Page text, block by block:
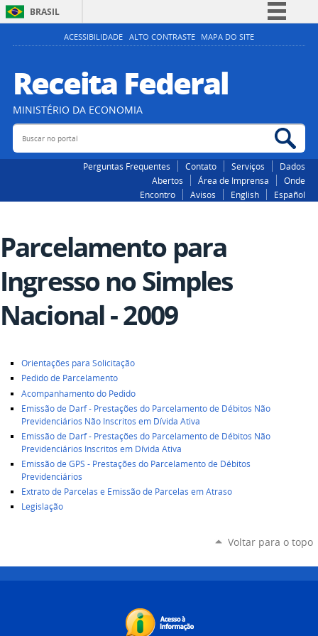
BRASIL
Simplifique!
Participe
Legislação
ACESSIBILIDADE ALTO CONTRASTE MAPA DO SITE
Receita Federal
MINISTÉRIO DA ECONOMIA
Buscar no portal
Perguntas Frequentes Contato Serviços
Dados
Abertos
Área de Imprensa
Onde
Encontro
Avisos English Español
Parcelamento para
Ingresso no Simples
Nacional - 2009
Orientações para Solicitação
Pedido de Parcelamento
Acompanhamento do Pedido
Emissão de Darf - Prestações do Parcelamento de Débitos Não
Previdenciários Não Inscritos em Dívida Ativa
Emissão de Darf - Prestações do Parcelamento de Débitos Não
Previdenciários Inscritos em Dívida Ativa
Emissão de GPS - Prestações do Parcelamento de Débitos
Previdenciários
Extrato de Parcelas e Emissão de Parcelas em Atraso
Legislação
Voltar para o topo